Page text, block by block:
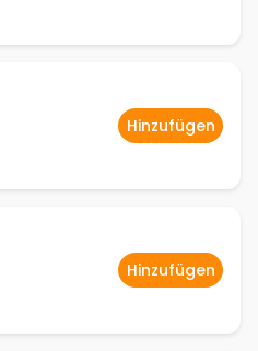
Hinzufügen
Hinzufügen